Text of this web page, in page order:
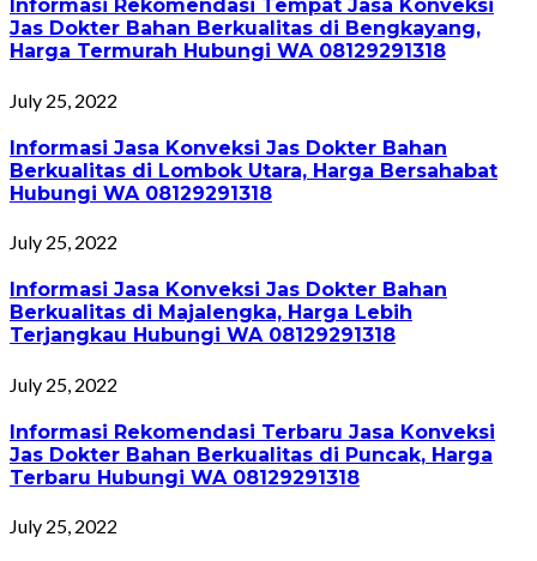
Informasi Rekomendasi Tempat Jasa Konveksi
Jas Dokter Bahan Berkualitas di Bengkayang,
Harga Termurah Hubungi WA 08129291318
July 25, 2022
Informasi Jasa Konveksi Jas Dokter Bahan
Berkualitas di Lombok Utara, Harga Bersahabat
Hubungi WA 08129291318
July 25, 2022
Informasi Jasa Konveksi Jas Dokter Bahan
Berkualitas di Majalengka, Harga Lebih
Terjangkau Hubungi WA 08129291318
July 25, 2022
Informasi Rekomendasi Terbaru Jasa Konveksi
Jas Dokter Bahan Berkualitas di Puncak, Harga
Terbaru Hubungi WA 08129291318
July 25, 2022